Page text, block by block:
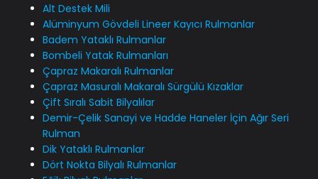
Alt Destek Mili
Alüminyum Gövdeli Lineer Kayıcı Rulmanlar
Badem Yataklı Rulmanlar
Bombeli Yatak Rulmanları
Çapraz Makaralı Rulmanlar
Çapraz Masuralı Makaralı Sürgülü Kızaklar
Çift Sıralı Sabit Bilyalılar
Demir-Çelik Sanayi ve Hadde Haneler İçin Ağır Seri
Rulman
Dik Yataklı Rulmanlar
Dört Nokta Bilyalı Rulmanlar